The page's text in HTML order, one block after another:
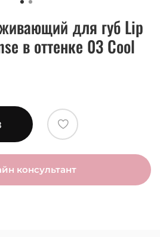
для губ Lip
в оттенке 03 Cool
консультант